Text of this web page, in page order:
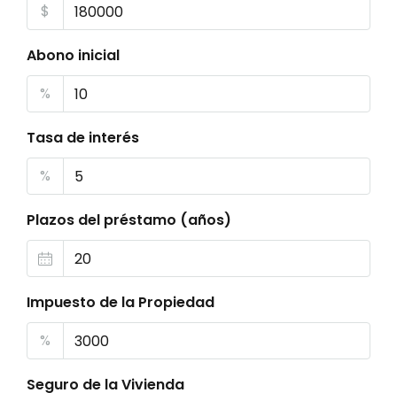
$
Abono inicial
%
Tasa de interés
%
Plazos del préstamo (años)
Impuesto de la Propiedad
%
Seguro de la Vivienda